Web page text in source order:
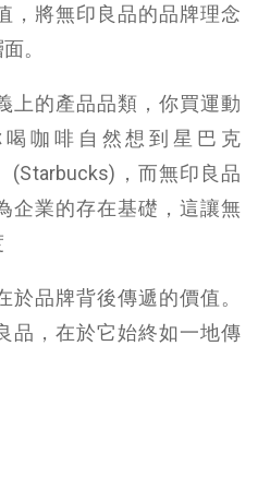
，將無印良品的品牌理念
。
上的產品品類，你買運動
咖啡自然想到星巴克
(Starbucks)，而無印良品
企業的存在基礎，這讓無
品牌背後傳遞的價值。
品，在於它始終如一地傳